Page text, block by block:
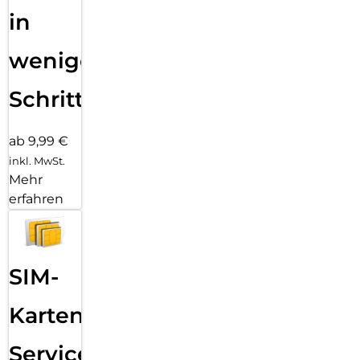
dies möglich ist und unterstützen PLANT-MY-TREE bei der
Waldumbau in Deutschland mit jedem verkauften X-Pro
Schutzglas mit mindestens 10 Cent.
in
wenigen
Schritten
ab 9,99 €
inkl. MwSt.
Mehr
erfahren
SIM-
Karten
Service: